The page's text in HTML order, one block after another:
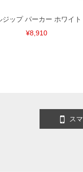
ップ パーカー ホワイト
¥8,910
ス